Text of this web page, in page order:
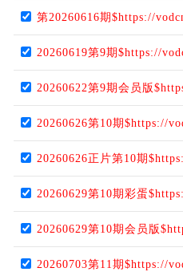
第20260616期$https://
20260619第9期$https://
20260622第9期会员版
20260626第10期$https://
20260626正片第10期
20260629第10期彩蛋
20260629第10期会员版
20260703第11期$https://